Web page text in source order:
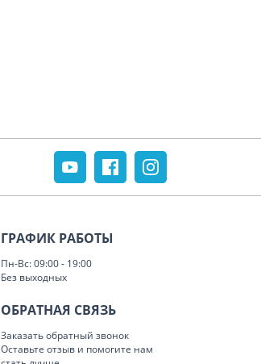
ГРАФИК РАБОТЫ
Пн-Вс: 09:00 - 19:00
Без выходных
ОБРАТНАЯ СВЯЗЬ
Заказать обратный звонок
Оставьте отзыв и помогите нам